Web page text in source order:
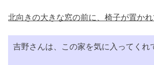
北向きの大きな窓の前に、椅子が置かれ
吉野さんは、この家を気に入ってくれ